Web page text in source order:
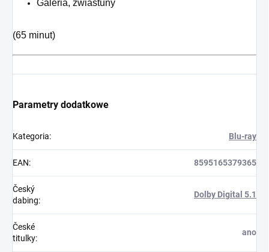
Galeria, zwiastuny
(65 minut)
Parametry dodatkowe
Kategoria: Blu-ray
EAN: 8595165379365
Český
dabing:
Dolby Digital 5.1
České
titulky:
ano